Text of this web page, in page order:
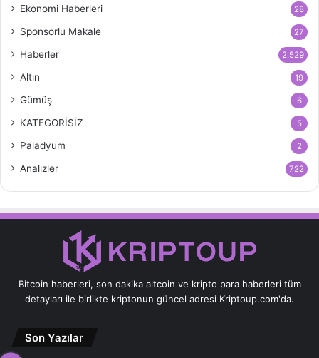
Ekonomi Haberleri 28
Sponsorlu Makale 27
Haberler 2.529
Altın 19
Gümüş 6
KATEGORİSİZ 5
Paladyum 2
Analizler 722
Bitcoin haberleri, son dakika altcoin ve kripto para haberleri tüm
detayları ile birlikte kriptonun güncel adresi Kriptoup.com'da.
Son Yazılar